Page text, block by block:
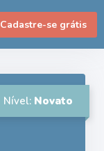
Cadastre-se grátis
Nível: Novato